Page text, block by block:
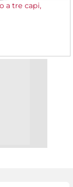
a tre capi,